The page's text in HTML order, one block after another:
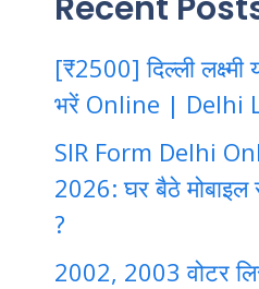
[₹2500] दिल्ली लक्ष्मी
भरें Online | Delhi
SIR Form Delhi
2026: घर बैठे मोबाइल
?
2002, 2003 वोटर